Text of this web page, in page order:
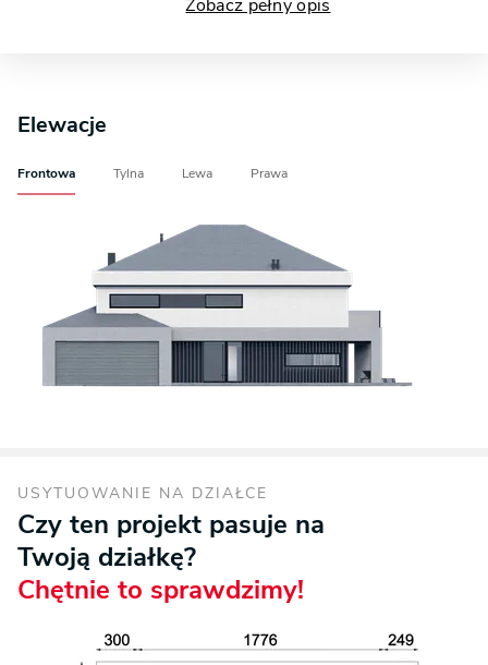
Zobacz pełny opis
Elewacje
Frontowa Tylna Lewa Prawa
USYTUOWANIE NA DZIAŁCE
Czy ten projekt pasuje na
Twoją działkę?
Chętnie to sprawdzimy!